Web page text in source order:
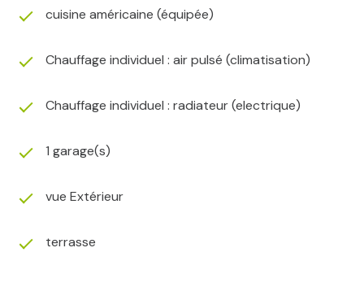
cuisine américaine (équipée)
Chauffage individuel : air pulsé (climatisation)
Chauffage individuel : radiateur (electrique)
1 garage(s)
vue Extérieur
terrasse